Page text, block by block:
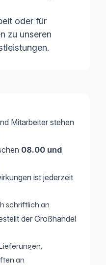
oder für
zu unseren
Mitarbeiter stehen
08.00 und
ist jederzeit
schriftlich an
der Großhandel
an